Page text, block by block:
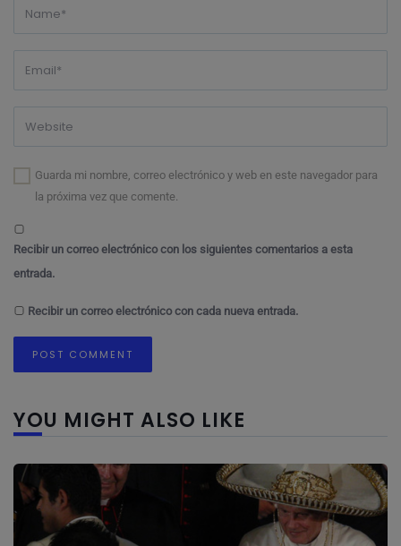
Guarda mi nombre, correo electrónico y web en este navegador para
la próxima vez que comente.
Recibir un correo electrónico con los siguientes comentarios a esta
entrada.
Recibir un correo electrónico con cada nueva entrada.
YOU MIGHT ALSO LIKE